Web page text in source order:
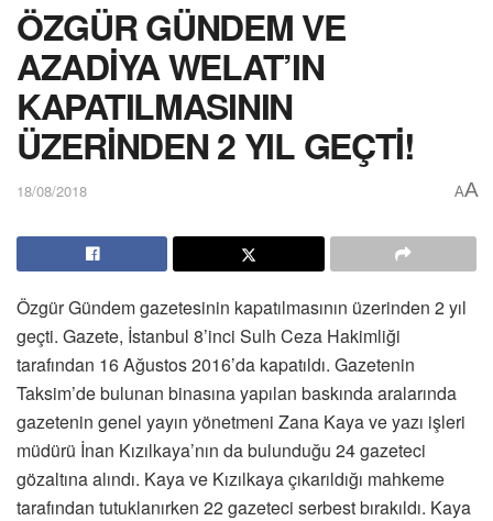
ÖZGÜR GÜNDEM VE
AZADİYA WELAT’IN
KAPATILMASININ
ÜZERİNDEN 2 YIL GEÇTİ!
18/08/2018 AA
Özgür Gündem gazetesinin kapatılmasının üzerinden 2 yıl
geçti. Gazete, İstanbul 8’inci Sulh Ceza Hakimliği
tarafından 16 Ağustos 2016’da kapatıldı. Gazetenin
Taksim’de bulunan binasına yapılan baskında aralarında
gazetenin genel yayın yönetmeni Zana Kaya ve yazı işleri
müdürü İnan Kızılkaya’nın da bulunduğu 24 gazeteci
gözaltına alındı. Kaya ve Kızılkaya çıkarıldığı mahkeme
tarafından tutuklanırken 22 gazeteci serbest bırakıldı. Kaya